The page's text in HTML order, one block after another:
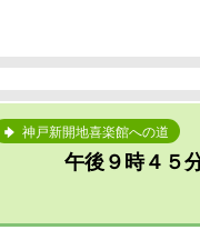
神戸新開地喜楽館への道
午後９時４５分